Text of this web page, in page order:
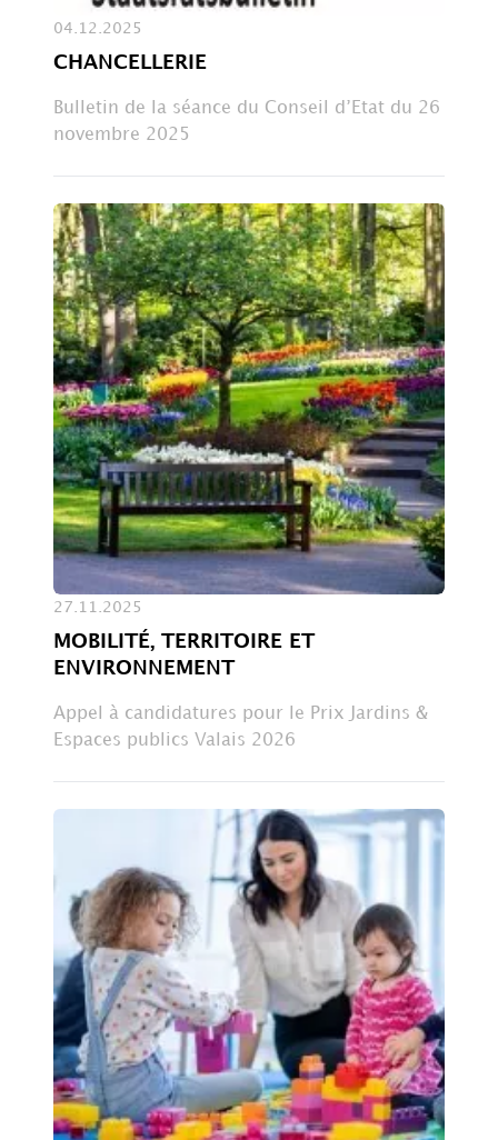
04.12.2025
CHANCELLERIE
Bulletin de la séance du Conseil d’Etat du 26
novembre 2025
27.11.2025
MOBILITÉ, TERRITOIRE ET
ENVIRONNEMENT
Appel à candidatures pour le Prix Jardins &
Espaces publics Valais 2026